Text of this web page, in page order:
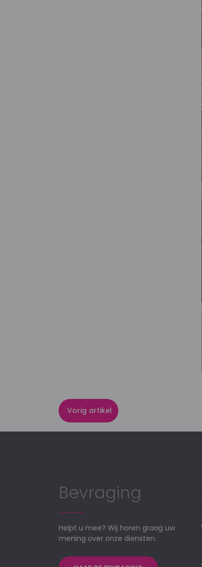
Vorig artikel
Bevraging
Helpt u mee? Wij horen graag uw
mening over onze diensten.